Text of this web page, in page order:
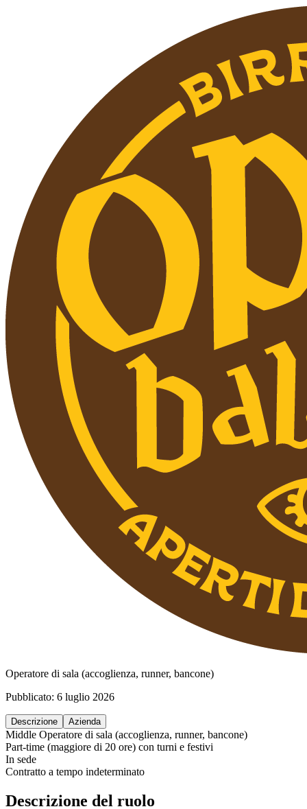
Operatore di sala (accoglienza, runner, bancone)
Pubblicato: 6 luglio 2026
Descrizione Azienda
Middle Operatore di sala (accoglienza, runner, bancone)
Part-time (maggiore di 20 ore) con turni e festivi
In sede
Contratto a tempo indeterminato
Descrizione del ruolo